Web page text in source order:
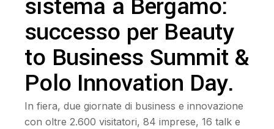
sistema a Bergamo:
successo per Beauty
to Business Summit &
Polo Innovation Day.
In fiera, due giornate di business e innovazione
con oltre 2.600 visitatori, 84 imprese, 16 talk e